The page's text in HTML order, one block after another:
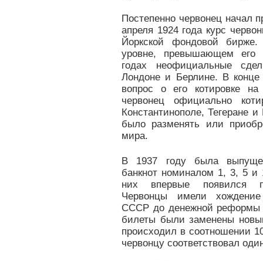
Постепенно червонец начал
апреля 1924 года курс
Йоркской фондовой
уровне, превышающем его
годах неофициальные
Лондоне и Берлине. В
вопрос о его котировке
червонец официально
Константинополе, Тегеране
было разменять или
мира.
В 1937 году была
банкнот номиналом 1, 3, 5 и
них впервые появился
Червонцы имели
СССР до денежной реформы
билеты были заменены
происходил в соотношении
червонцу соответствовал